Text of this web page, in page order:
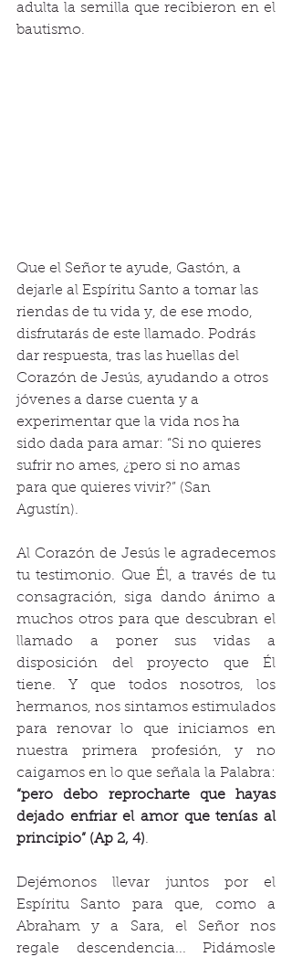
adulta la semilla que recibieron en el
bautismo.
Que el Señor te ayude, Gastón, a
dejarle al Espíritu Santo a tomar las
riendas de tu vida y, de ese modo,
disfrutarás de este llamado. Podrás
dar respuesta, tras las huellas del
Corazón de Jesús, ayudando a otros
jóvenes a darse cuenta y a
experimentar que la vida nos ha
sido dada para amar: “Si no quieres
sufrir no ames, ¿pero si no amas
para que quieres vivir?” (San
Agustín).
Al Corazón de Jesús le agradecemos
tu testimonio. Que Él, a través de tu
consagración, siga dando ánimo a
muchos otros para que descubran el
llamado a poner sus vidas a
disposición del proyecto que Él
tiene. Y que todos nosotros, los
hermanos, nos sintamos estimulados
para renovar lo que iniciamos en
nuestra primera profesión, y no
“pero debo reprocharte que hayas
dejado enfriar el amor que tenías al
principio” (Ap 2, 4).
Dejémonos llevar juntos por el
Espíritu Santo para que, como a
Abraham y a Sara, el Señor nos
regale descendencia... Pidámosle